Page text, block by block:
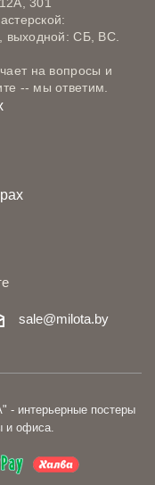
выходной: СБ, ВС.
на вопросы и
-- мы ответим.
sale@milota.by
- интерьерные постеры
и офиса.